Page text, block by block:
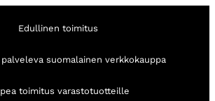
Edullinen toimitus
suomalainen verkkokauppa
toimitus varastotuotteille